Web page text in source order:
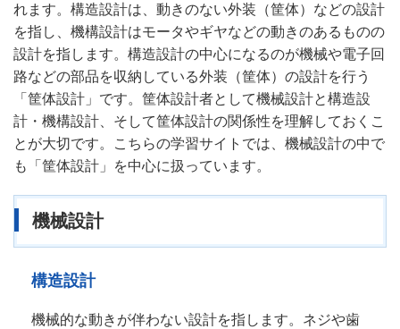
れます。構造設計は、動きのない外装（筐体）などの設計
を指し、機構設計はモータやギヤなどの動きのあるものの
設計を指します。構造設計の中心になるのが機械や電子回
路などの部品を収納している外装（筐体）の設計を行う
「筐体設計」です。筐体設計者として機械設計と構造設
計・機構設計、そして筐体設計の関係性を理解しておくこ
とが大切です。こちらの学習サイトでは、機械設計の中で
も「筐体設計」を中心に扱っています。
機械設計
構造設計
機械的な動きが伴わない設計を指します。ネジや歯